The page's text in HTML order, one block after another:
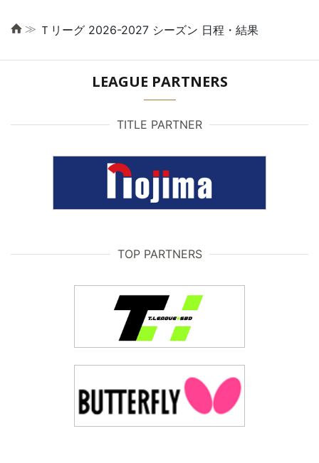
≫ Ｔリーグ 2026-2027 シーズン 日程・結果
LEAGUE PARTNERS
TITLE PARTNER
TOP PARTNERS